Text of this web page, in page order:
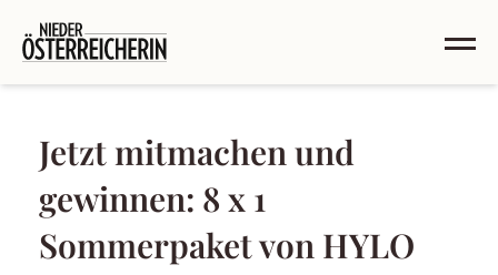
Jetzt mitmachen und
gewinnen: 8 x 1
Sommerpaket von HYLO